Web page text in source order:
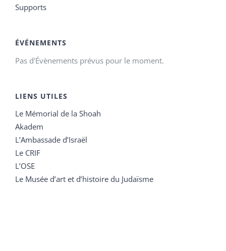
Supports
ÉVÉNEMENTS
Pas d'Évènements prévus pour le moment.
LIENS UTILES
Le Mémorial de la Shoah
Akadem
L’Ambassade d’Israël
Le CRIF
L’OSE
Le Musée d’art et d’histoire du Judaïsme